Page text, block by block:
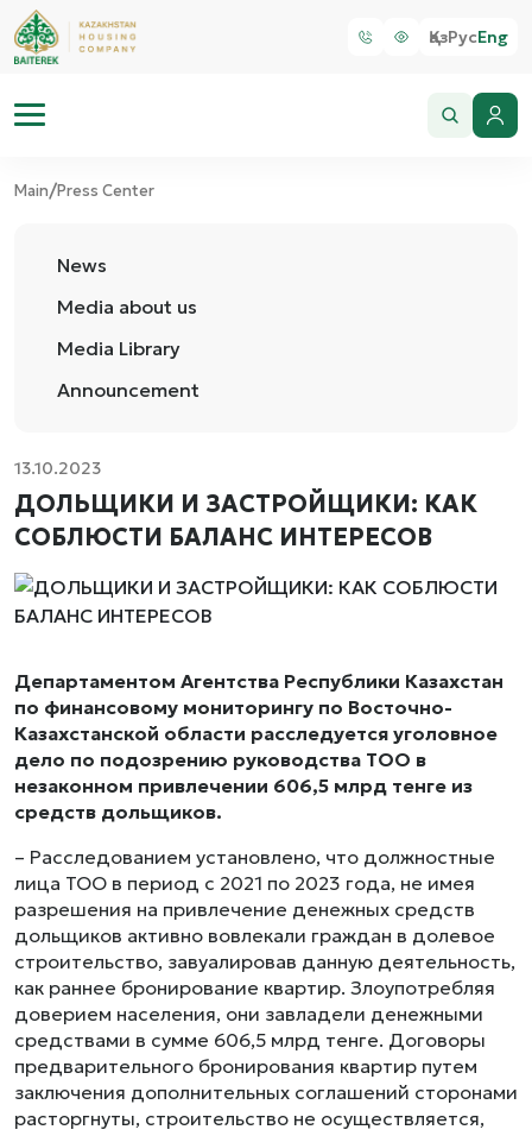
ҚазРусEng
Main/Press Center
News
Media about us
Media Library
Announcement
13.10.2023
ДОЛЬЩИКИ И ЗАСТРОЙЩИКИ: КАК
СОБЛЮСТИ БАЛАНС ИНТЕРЕСОВ
Департаментом Агентства Республики Казахстан
по финансовому мониторингу по Восточно-
Казахстанской области расследуется уголовное
дело по подозрению руководства ТОО в
незаконном привлечении 606,5 млрд тенге из
средств дольщиков.
– Расследованием установлено, что должностные
лица ТОО в период с 2021 по 2023 года, не имея
разрешения на привлечение денежных средств
дольщиков активно вовлекали граждан в долевое
строительство, завуалировав данную деятельность,
как раннее бронирование квартир. Злоупотребляя
доверием населения, они завладели денежными
средствами в сумме 606,5 млрд тенге. Договоры
предварительного бронирования квартир путем
заключения дополнительных соглашений сторонами
расторгнуты, строительство не осуществляется,